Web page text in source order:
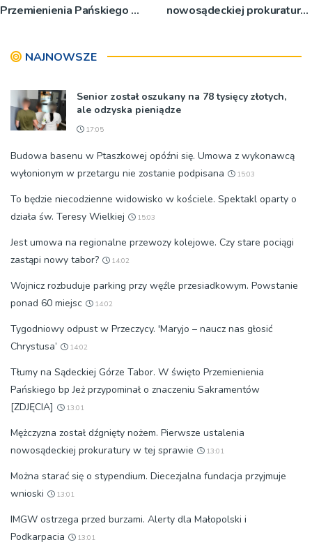
Przemienienia Pańskiego bp
nowosądeckiej prokuratury
NAJNOWSZE
Senior został oszukany na 78 tysięcy złotych,
ale odzyska pieniądze
17:05
Budowa basenu w Ptaszkowej opóźni się. Umowa z wykonawcą
wyłonionym w przetargu nie zostanie podpisana
15:03
To będzie niecodzienne widowisko w kościele. Spektakl oparty o
działa św. Teresy Wielkiej
15:03
Jest umowa na regionalne przewozy kolejowe. Czy stare pociągi
zastąpi nowy tabor?
14:02
Wojnicz rozbuduje parking przy węźle przesiadkowym. Powstanie
ponad 60 miejsc
14:02
Tygodniowy odpust w Przeczycy. 'Maryjo – naucz nas głosić
Chrystusa’
14:02
Tłumy na Sądeckiej Górze Tabor. W święto Przemienienia
Pańskiego bp Jeż przypominał o znaczeniu Sakramentów
[ZDJĘCIA]
13:01
Mężczyzna został dźgnięty nożem. Pierwsze ustalenia
nowosądeckiej prokuratury w tej sprawie
13:01
Można starać się o stypendium. Diecezjalna fundacja przyjmuje
wnioski
13:01
IMGW ostrzega przed burzami. Alerty dla Małopolski i
Podkarpacia
13:01